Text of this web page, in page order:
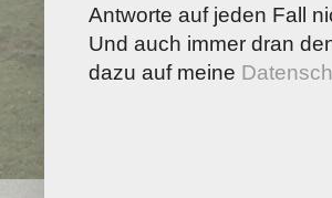
Antworte auf jeden Fall
Und auch immer dran
dazu auf meine